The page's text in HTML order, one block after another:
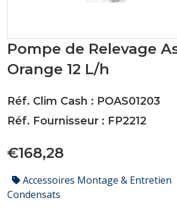
Pompe de Relevage
Orange 12 L/h
Réf. Clim Cash : POAS01203
Réf. Fournisseur : FP2212
€168,28
Accessoires Montage & Entretien
Condensats